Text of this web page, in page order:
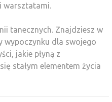
warsztatami.
tanecznych. Znajdziesz w
wypoczynku dla swojego
jakie płyną z
stałym elementem życia